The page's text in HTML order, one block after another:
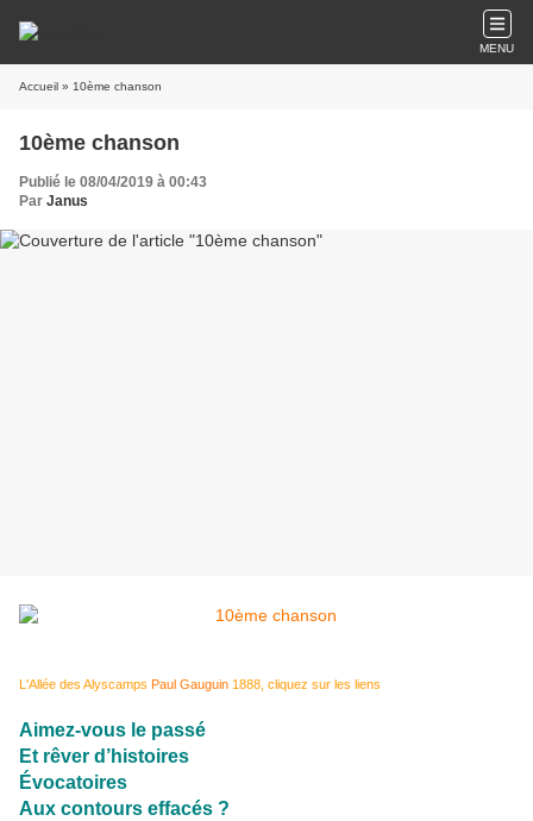
MENU
Accueil » 10ème chanson
10ème chanson
Publié le 08/04/2019 à 00:43
Par Janus
L'Allée des Alyscamps Paul Gauguin 1888, cliquez sur les liens
Aimez-vous le passé
Et rêver d’histoires
Évocatoires
Aux contours effacés ?